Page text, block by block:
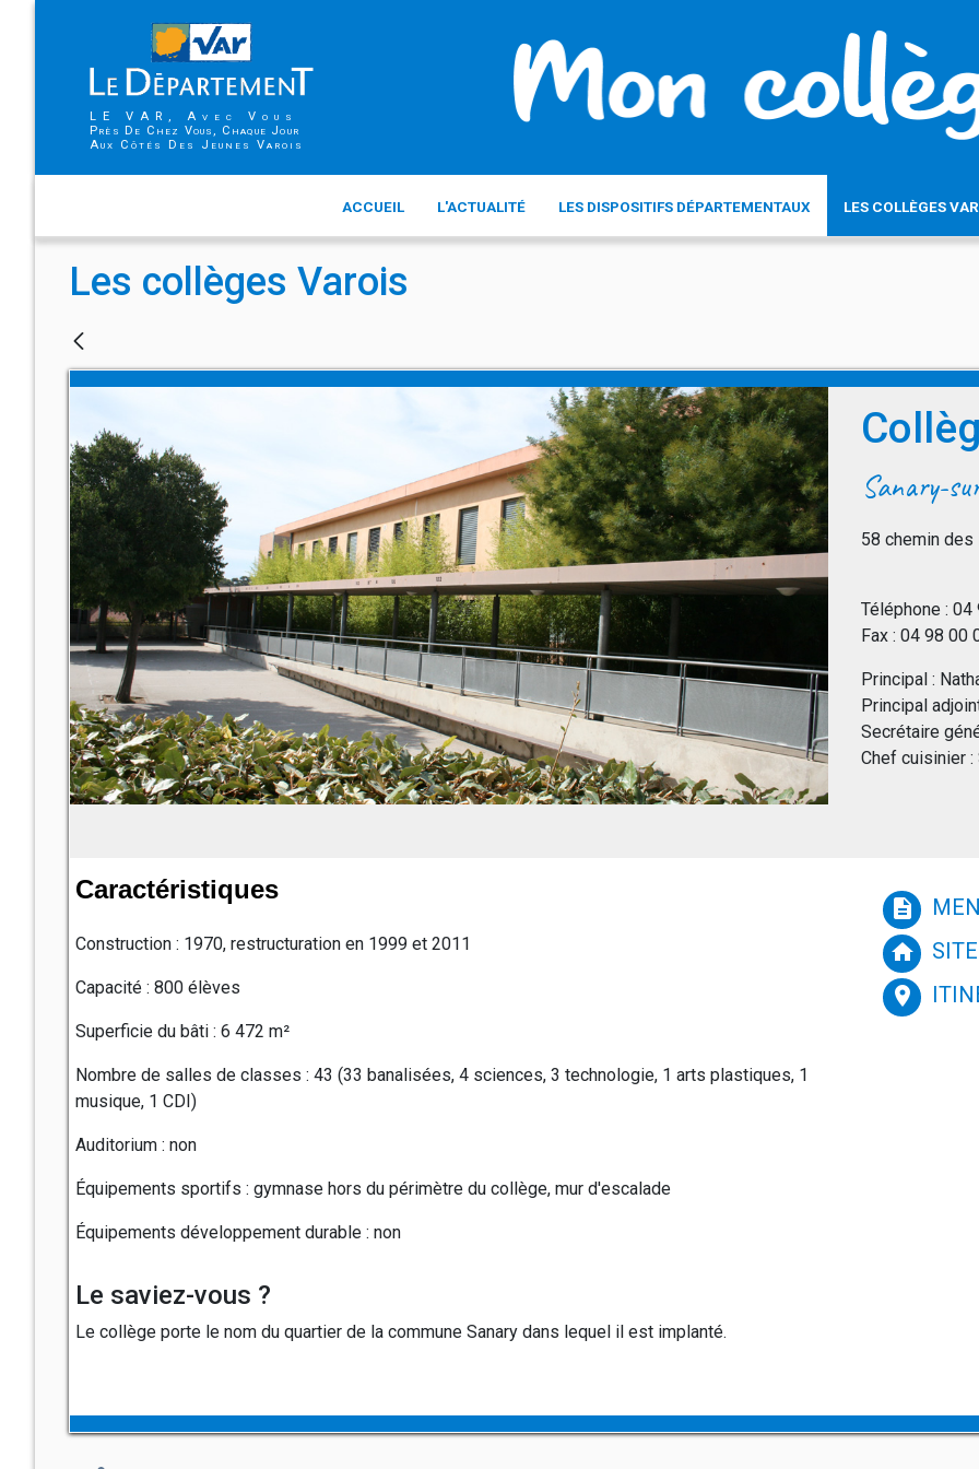
LE VAR, Avec Vous
Près De Chez Vous, Chaque Jour
Aux Côtés Des Jeunes Varois
ACCUEIL L'ACTUALITÉ LES DISPOSITIFS DÉPARTEMENTAUX LES COLLÈGES
Les collèges Varois
Sanary-
58 chemin des
Téléphone :
Fax : 04 98 00
Principal :
Principal
Secrétaire
Chef cuisinier :
Caractéristiques
Construction : 1970, restructuration en 1999 et 2011
Capacité : 800 élèves
Superficie du bâti : 6 472 m²
Nombre de salles de classes : 43 (33 banalisées, 4 sciences, 3 technologie, 1 arts plastiques, 1
musique, 1 CDI)
Auditorium : non
Équipements sportifs : gymnase hors du périmètre du collège, mur d'escalade
Équipements développement durable : non
description
home
SITE
place
Le saviez-vous ?
Le collège porte le nom du quartier de la commune Sanary dans lequel il est implanté.